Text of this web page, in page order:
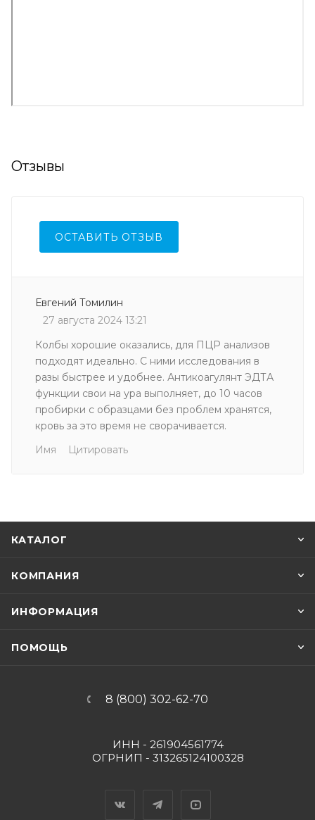
Отзывы
ОСТАВИТЬ ОТЗЫВ
Евгений Томилин
27 августа 2024 13:21
Колбы хорошие оказались, для ПЦР анализов
подходят идеально. С ними исследования в
разы быстрее и удобнее. Антикоагулянт ЭДТА
функции свои на ура выполняет, до 10 часов
пробирки с образцами без проблем хранятся,
кровь за это время не сворачивается.
Имя
Цитировать
КАТАЛОГ
КОМПАНИЯ
ИНФОРМАЦИЯ
ПОМОЩЬ
8 (800) 302-62-70
ИНН - 261904561774
ОГРНИП - 313265124100328